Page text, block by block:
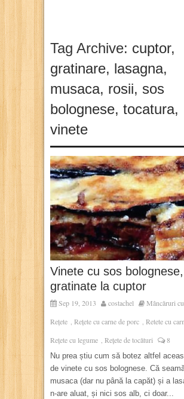
Tag Archive: cuptor,
gratinare, lasagna,
musaca, rosii, sos
bolognese, tocatura,
vinete
Vinete cu sos bolognese,
gratinate la cuptor
Sep 19, 2013 costachel Mâncăruri
Rețete , Rețete cu carne de porc , Retete cu
Rețete cu legume , Rețete de tocături 8
Nu prea știu cum să botez altfel
de vinete cu sos bolognese. Că
musaca (dar nu până la capăt) și a
n-are aluat, și nici sos alb, ci doar...